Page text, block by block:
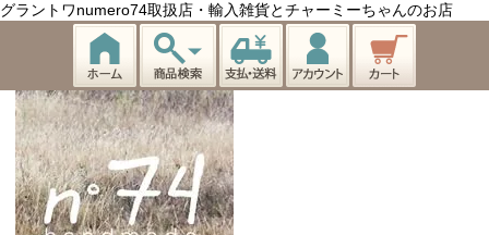
グラントワnumero74取扱店・輸入雑貨とチャーミーちゃんのお店